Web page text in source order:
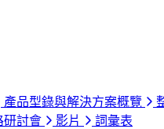
產品型錄與解決方案概覽
研討會 影片
詞彙表